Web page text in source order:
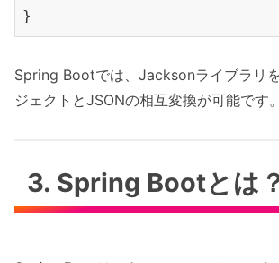
Spring Bootでは、Jacksonライブラリ
ジェクトとJSONの相互変換が可能です。
3. Spring Bootとは